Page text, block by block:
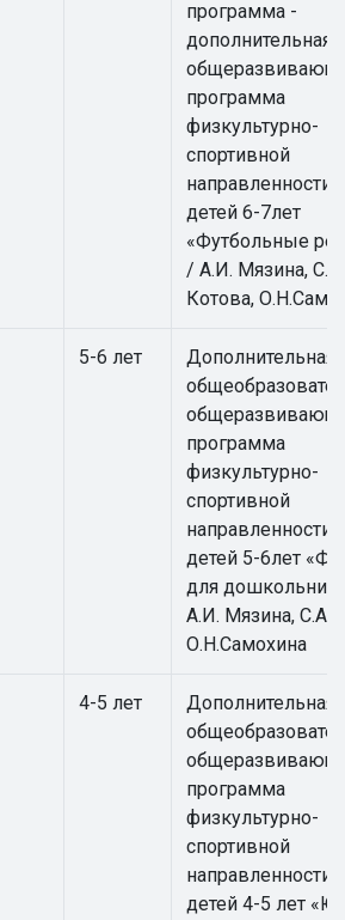
программа -
дополнительная
программа
физкультурно-
спортивной
направленности
детей 6-7лет
«Футбольные
/ А.И. Мязина, С.А.
Котова,
5-6 лет
Дополнительная
программа
физкультурно-
спортивной
направленности
детей 5-6лет
для
А.И. Мязина, С.А.
О.Н.Самохина
4-5 лет
Дополнительная
программа
физкультурно-
спортивной
направленности
детей 4-5 лет